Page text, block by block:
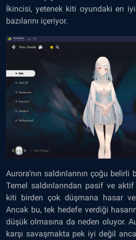
İkincisi, yetenek kiti oyundaki en
bazılarını içeriyor.
Aurora’nın saldırılarının çoğu
Temel saldırılarından pasif ve
kiti birden çok düşmana hasar
Ancak bu, tek hedefe verdiği
düşük olmasına da neden oluyor.
karşı savaşmakta pek iyi değil